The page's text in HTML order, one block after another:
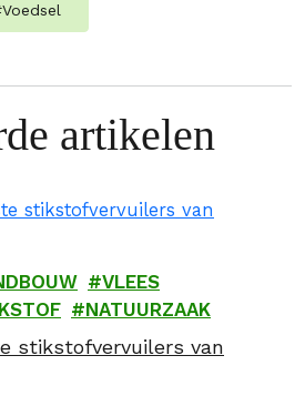
Voedsel
artikelen
VLEES
NATUURZAAK
stikstofvervuilers van